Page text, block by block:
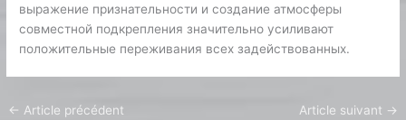
выражение признательности и создание атмосферы
совместной подкрепления значительно усиливают
положительные переживания всех задействованных.
← Article précédent Article suivant →